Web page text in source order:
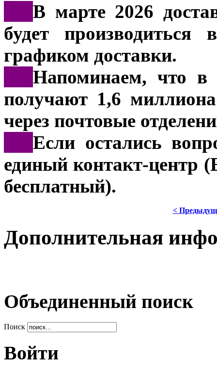
В марте 2026
будет производиться
графиком доставки.
Напоминаем, что в
получают 1,6
через почтовые
Если остались
единый контакт-центр
бесплатный).
<
Дополнительная
Объединенный поиск
Поиск
Войти